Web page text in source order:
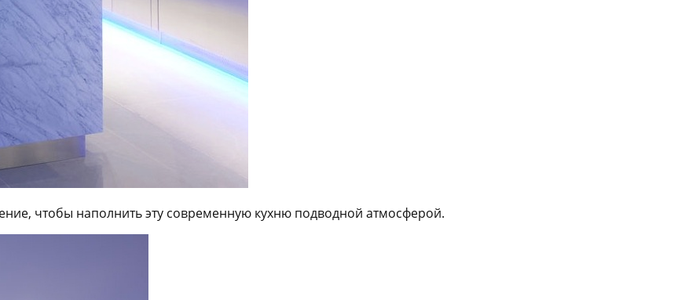
чтобы наполнить эту современную кухню подводной атмосферой.